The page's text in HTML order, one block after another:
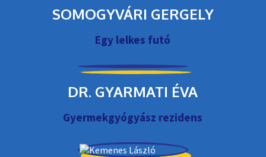
SOMOGYVÁRI GERGELY
Egy lelkes futó
DR. GYARMATI ÉVA
Gyermekgyógyász rezidens